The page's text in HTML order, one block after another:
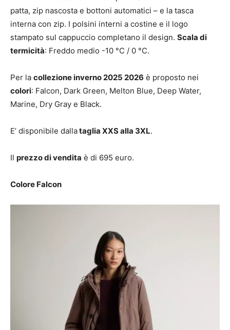
patta, zip nascosta e bottoni automatici – e la tasca
interna con zip. I polsini interni a costine e il logo
stampato sul cappuccio completano il design. Scala di
termicità: Freddo medio -10 °C / 0 °C.
Per la collezione inverno 2025 2026 è proposto nei
colori: Falcon, Dark Green, Melton Blue, Deep Water,
Marine, Dry Gray e Black.
E’ disponibile dallataglia XXS alla 3XL.
Il prezzo di vendita è di 695 euro.
Colore Falcon